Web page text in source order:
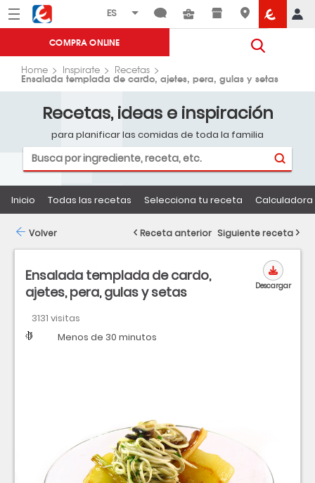
Menú Eroski
COMPRA ONLINE
Home Inspirate Recetas
Ensalada templada de cardo, ajetes, pera, gulas y setas
Recetas, ideas e inspiración
para planificar las comidas de toda la familia
Inicio Todas las recetas Selecciona tu receta
Ensalada templada de cardo,
ajetes, pera, gulas y setas
3131 visitas
Dificultad
Tiempo Menos de 30 minutos
Descargar
Volver Receta anterior Siguiente receta